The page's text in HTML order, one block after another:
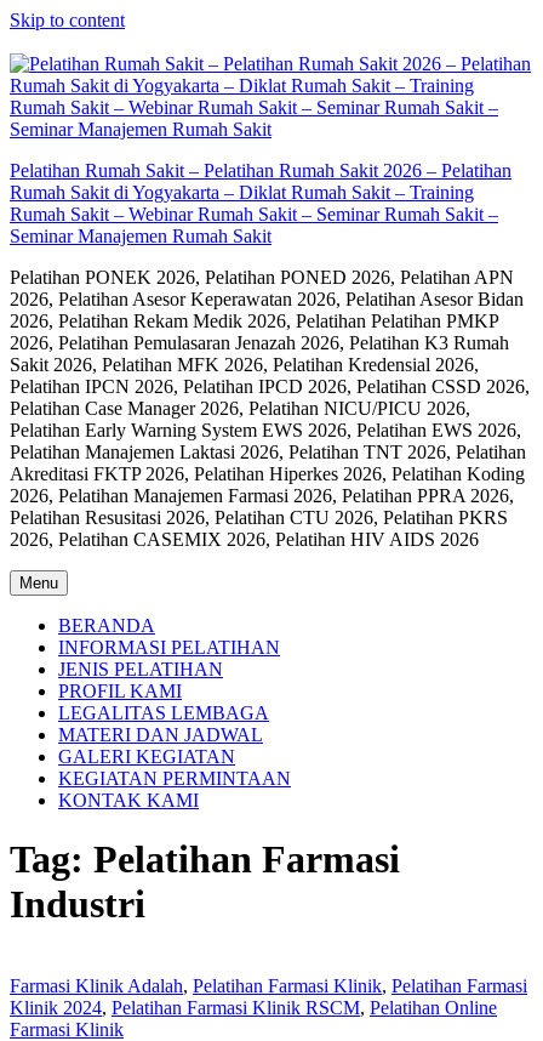
Skip to content
Pelatihan Rumah Sakit – Pelatihan Rumah Sakit 2026 – Pelatihan
Rumah Sakit di Yogyakarta – Diklat Rumah Sakit – Training
Rumah Sakit – Webinar Rumah Sakit – Seminar Rumah Sakit –
Seminar Manajemen Rumah Sakit
Pelatihan PONEK 2026, Pelatihan PONED 2026, Pelatihan APN
2026, Pelatihan Asesor Keperawatan 2026, Pelatihan Asesor Bidan
2026, Pelatihan Rekam Medik 2026, Pelatihan Pelatihan PMKP
2026, Pelatihan Pemulasaran Jenazah 2026, Pelatihan K3 Rumah
Sakit 2026, Pelatihan MFK 2026, Pelatihan Kredensial 2026,
Pelatihan IPCN 2026, Pelatihan IPCD 2026, Pelatihan CSSD 2026,
Pelatihan Case Manager 2026, Pelatihan NICU/PICU 2026,
Pelatihan Early Warning System EWS 2026, Pelatihan EWS 2026,
Pelatihan Manajemen Laktasi 2026, Pelatihan TNT 2026, Pelatihan
Akreditasi FKTP 2026, Pelatihan Hiperkes 2026, Pelatihan Koding
2026, Pelatihan Manajemen Farmasi 2026, Pelatihan PPRA 2026,
Pelatihan Resusitasi 2026, Pelatihan CTU 2026, Pelatihan PKRS
2026, Pelatihan CASEMIX 2026, Pelatihan HIV AIDS 2026
Menu
BERANDA
INFORMASI PELATIHAN
JENIS PELATIHAN
PROFIL KAMI
LEGALITAS LEMBAGA
MATERI DAN JADWAL
GALERI KEGIATAN
KEGIATAN PERMINTAAN
KONTAK KAMI
Tag: Pelatihan Farmasi
Industri
Farmasi Klinik Adalah, Pelatihan Farmasi Klinik, Pelatihan Farmasi
Klinik 2024, Pelatihan Farmasi Klinik RSCM, Pelatihan Online
Farmasi Klinik